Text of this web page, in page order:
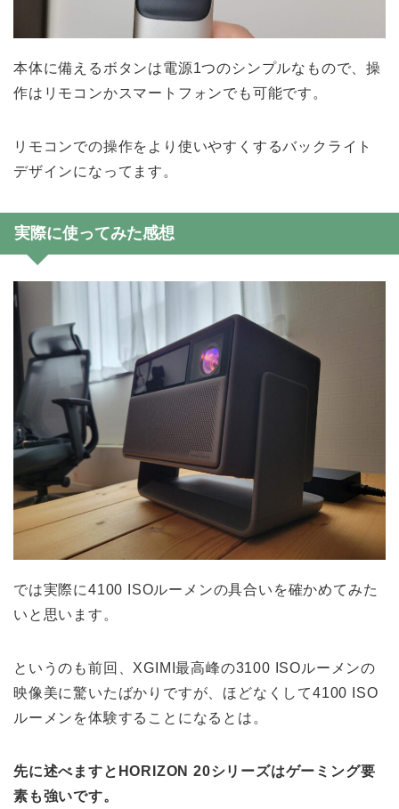
本体に備えるボタンは電源1つのシンプルなもので、操
作はリモコンかスマートフォンでも可能です。
リモコンでの操作をより使いやすくするバックライト
デザインになってます。
実際に使ってみた感想
では実際に4100 ISOルーメンの具合いを確かめてみた
いと思います。
というのも前回、XGIMI最高峰の3100 ISOルーメンの
映像美に驚いたばかりですが、ほどなくして4100 ISO
ルーメンを体験することになるとは。
先に述べますとHORIZON 20シリーズはゲーミング要
素も強いです。